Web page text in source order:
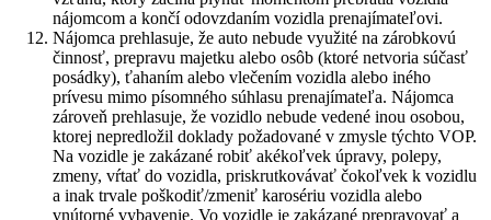
nájomcom a končí odovzdaním vozidla prenajímateľovi.
Nájomca prehlasuje, že auto nebude využité na zárobkovú
činnosť, prepravu majetku alebo osôb (ktoré netvoria súčasť
posádky), ťahaním alebo vlečením vozidla alebo iného
prívesu mimo písomného súhlasu prenajímateľa. Nájomca
zároveň prehlasuje, že vozidlo nebude vedené inou osobou,
ktorej nepredložil doklady požadované v zmysle týchto VOP.
Na vozidle je zakázané robiť akékoľvek úpravy, polepy,
zmeny, vŕtať do vozidla, priskrutkovávať čokoľvek k vozidlu
a inak trvale poškodiť/zmeniť karosériu vozidla alebo
vnútorné vybavenie. Vo vozidle je zakázané prepravovať a